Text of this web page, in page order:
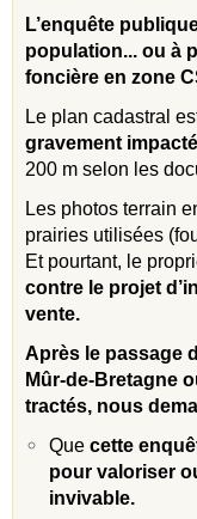
L’enquête
population... ou à
foncière en zone
Le plan cadastral
gravement
200 m selon les
Les photos terrain
prairies utilisées
Et pourtant, le
contre le projet
vente.
Après le passage
Mûr-de-Bretagne
tractés, nous
Que cette
pour valoriser
invivable.